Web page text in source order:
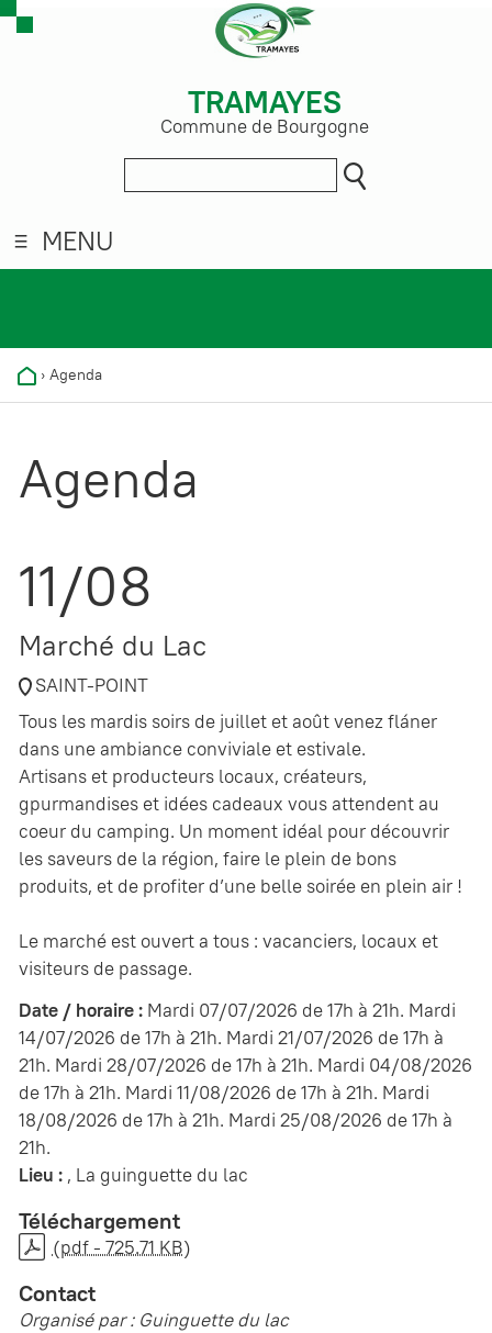
TRAMAYES
Commune de Bourgogne
MENU
› Agenda
Agenda
11/08
Marché du Lac
SAINT-POINT
Tous les mardis soirs de juillet et août venez fláner
dans une ambiance conviviale et estivale.
Artisans et producteurs locaux, créateurs,
gpurmandises et idées cadeaux vous attendent au
coeur du camping. Un moment idéal pour découvrir
les saveurs de la région, faire le plein de bons
produits, et de profiter d’une belle soirée en plein air !
Le marché est ouvert a tous : vacanciers, locaux et
visiteurs de passage.
Date / horaire : Mardi 07/07/2026 de 17h à 21h. Mardi
14/07/2026 de 17h à 21h. Mardi 21/07/2026 de 17h à
21h. Mardi 28/07/2026 de 17h à 21h. Mardi 04/08/2026
de 17h à 21h. Mardi 11/08/2026 de 17h à 21h. Mardi
18/08/2026 de 17h à 21h. Mardi 25/08/2026 de 17h à
21h.
Lieu : , La guinguette du lac
Téléchargement
(pdf - 725.71 KB)
Contact
Organisé par : Guinguette du lac